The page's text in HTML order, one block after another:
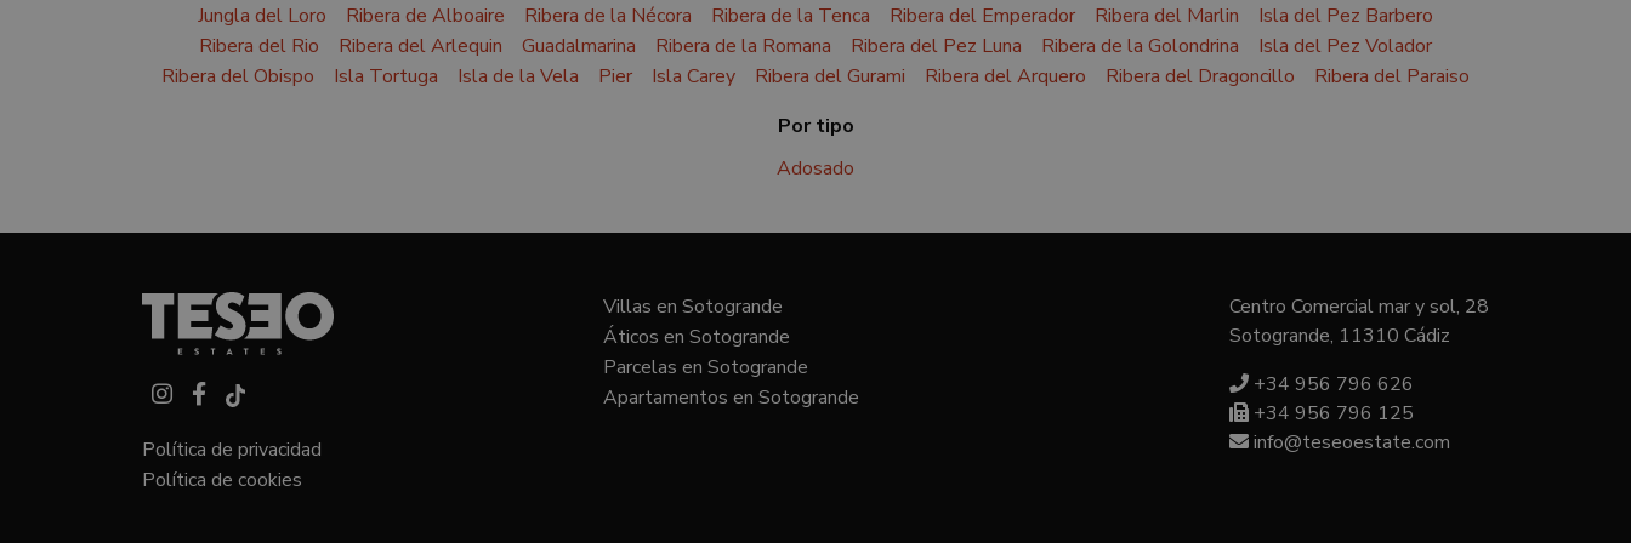
Jungla del Loro
Ribera de Alboaire Ribera de la Nécora Ribera de la Tenca Ribera del Emperador Ribera del Marlin
Isla del Pez Barbero
Ribera del Rio
Ribera del Arlequin Guadalmarina Ribera de la Romana Ribera del Pez Luna Ribera de la Golondrina
Isla del Pez Volador
Ribera del Obispo
Isla Tortuga Isla de la Vela Pier Isla Carey Ribera del Gurami Ribera del Arquero Ribera del Dragoncillo
Ribera del Paraiso
Por tipo
Adosado
Política de privacidad
Política de cookies
Villas en Sotogrande
Áticos en Sotogrande
Parcelas en Sotogrande
Apartamentos en Sotogrande
Centro Comercial mar y sol, 28
Sotogrande, 11310 Cádiz
+34 956 796 626
+34 956 796 125
info@teseoestate.com